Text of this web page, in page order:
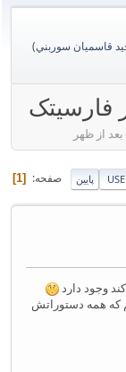
قاسميان سوربني)
فارسیتک
پایین صفحه 1
وجود دارد
که همه دستوراتش